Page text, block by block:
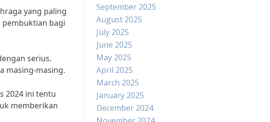
yang paling
pembuktian bagi
serius.
masing-masing.
2024 ini tentu
memberikan
September 2025
August 2025
July 2025
June 2025
May 2025
April 2025
March 2025
January 2025
December 2024